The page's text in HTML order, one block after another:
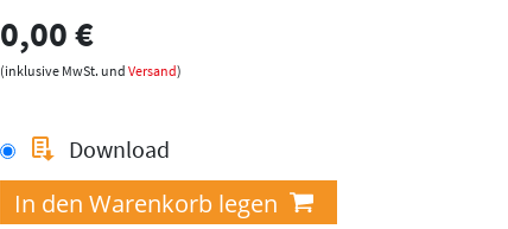
0,00 €
(inklusive MwSt. und Versand)
Download